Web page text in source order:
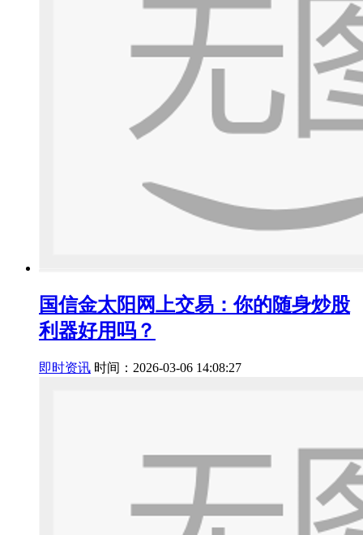
国信金太阳网上交易：你的随身炒股
利器好用吗？
即时资讯 时间：2026-03-06 14:08:27